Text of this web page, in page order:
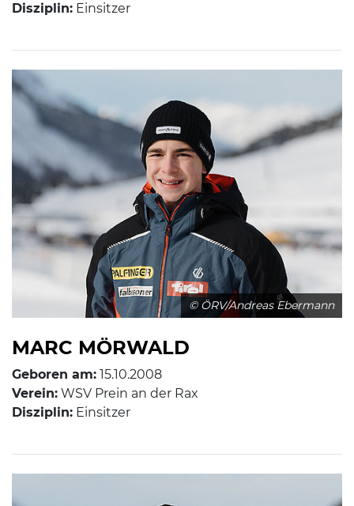
Disziplin: Einsitzer
© ÖRV/Andreas Ebermann
MARC MÖRWALD
Geboren am: 15.10.2008
Verein: WSV Prein an der Rax
Disziplin: Einsitzer